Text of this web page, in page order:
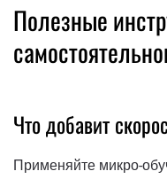
Полезные
Что добавит
Применяйте микро-